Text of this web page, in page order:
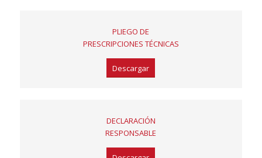
PLIEGO DE
PRESCRIPCIONES TÉCNICAS
Descargar
DECLARACIÓN
RESPONSABLE